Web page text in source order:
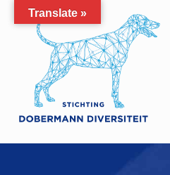
Translate »